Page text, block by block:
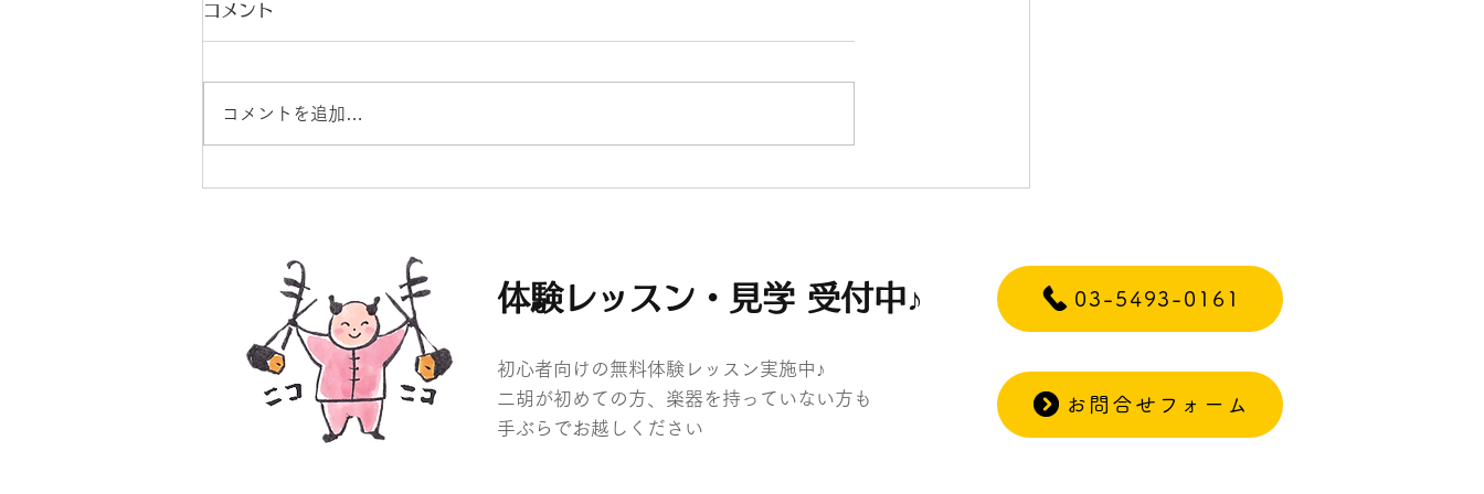
受付開始♪
コメント
コメントを追加…
体験レッスン・見学 受付中♪
初心者向けの無料体験レッスン実施中♪
二胡が初めての方、楽器を持っていない方も
​手ぶらでお越しください
お問合せフォーム
03-5493-0161